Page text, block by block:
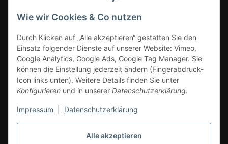
Alle akzeptieren
Wie wir Cookies & Co nutzen
Durch Klicken auf „Alle akzeptieren“ gestatten Sie den
Einsatz folgender Dienste auf unserer Website: Vimeo,
Google Analytics, Google Ads, Google Tag Manager. Sie
können die Einstellung jederzeit ändern (Fingerabdruck-
Icon links unten). Weitere Details finden Sie unter
Konfigurieren und in unserer Datenschutzerklärung.
Impressum Datenschutzerklärung
* Alle Preise inkl. gesetzlicher Mwst., zzgl.Versand